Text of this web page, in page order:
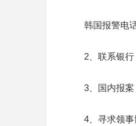
韩国报警电
2、联系银行
3、国内报案：
4、寻求领事协